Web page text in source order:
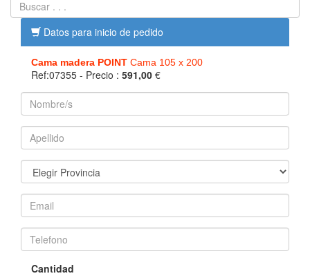
Datos para inicio de pedido
Cama madera POINT Cama 105 x 200
Ref:07355 - Precio : 591,00 €
Cantidad